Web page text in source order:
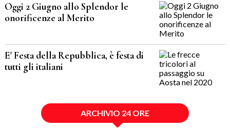
Oggi 2 Giugno allo Splendor le
onorificenze al Merito
E' Festa della Repubblica, è festa di
tutti gli italiani
ARCHIVIO 24 ORE